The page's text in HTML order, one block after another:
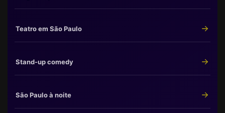
Teatro em São Paulo
Stand-up comedy
São Paulo à noite